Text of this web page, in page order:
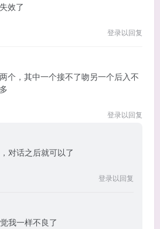
效了
登录以回复
个，其中一个接不了吻另一个后入不
登录以回复
对话之后就可以了
登录以回复
我一样不良了